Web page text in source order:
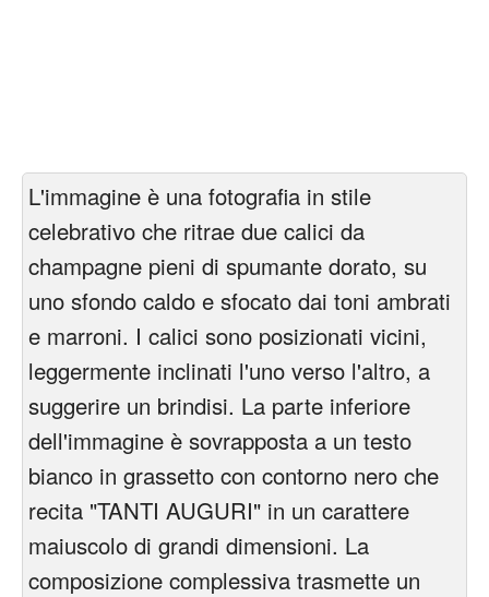
L'immagine è una fotografia in stile
celebrativo che ritrae due calici da
champagne pieni di spumante dorato, su
uno sfondo caldo e sfocato dai toni ambrati
e marroni. I calici sono posizionati vicini,
leggermente inclinati l'uno verso l'altro, a
suggerire un brindisi. La parte inferiore
dell'immagine è sovrapposta a un testo
bianco in grassetto con contorno nero che
recita "TANTI AUGURI" in un carattere
maiuscolo di grandi dimensioni. La
composizione complessiva trasmette un